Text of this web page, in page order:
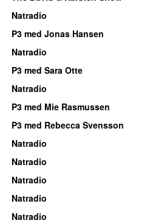
Natradio
P3 med Jonas Hansen
Natradio
P3 med Sara Otte
Natradio
P3 med Mie Rasmussen
P3 med Rebecca Svensson
Natradio
Natradio
Natradio
Natradio
Natradio